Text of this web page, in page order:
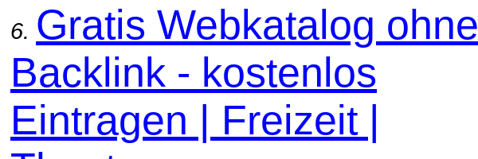
6. Gratis Webkatalog ohne
Backlink - kostenlos
Eintragen | Freizeit |